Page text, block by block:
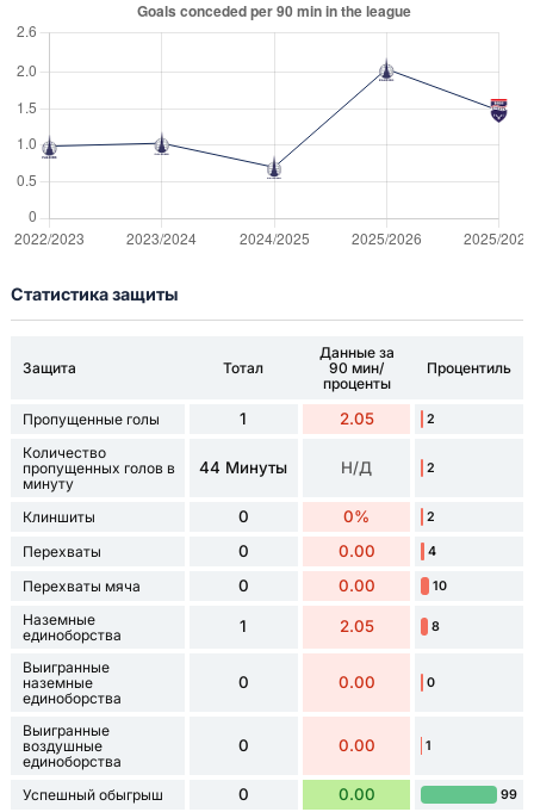
Статистика защиты
Защита Тотал
Данные за
90 мин/
проценты
Процентиль
Пропущенные голы 1 2.05 2
Количество
пропущенных голов в
минуту
44 Минуты Н/Д 2
Клиншиты 0 0% 2
Перехваты 0 0.00 4
Перехваты мяча 0 0.00 10
Наземные
единоборства
1 2.05 8
Выигранные
наземные
единоборства
0 0.00 0
Выигранные
воздушные
единоборства
0 0.00 1
Успешный обыгрыш 0 0.00 99